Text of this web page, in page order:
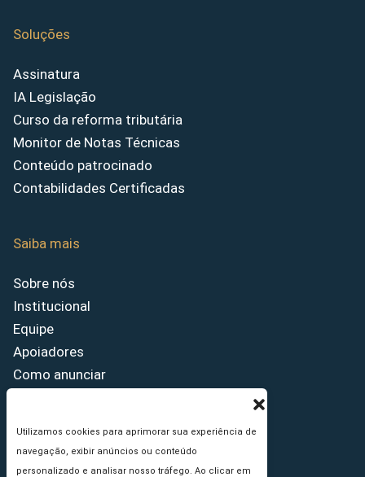
Utilizamos cookies para aprimorar sua experiência de
navegação, exibir anúncios ou conteúdo
personalizado e analisar nosso tráfego. Ao clicar em
Soluções
Assinatura
IA Legislação
Curso da reforma tributária
Monitor de Notas Técnicas
Conteúdo patrocinado
Contabilidades Certificadas
Saiba mais
Sobre nós
Institucional
Equipe
Apoiadores
Como anunciar
Princípios Editoriais